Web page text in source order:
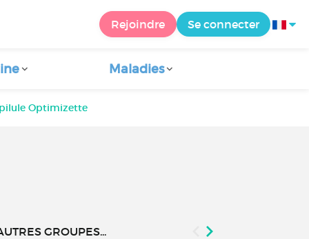
Rejoindre Se connecter
Maladies
Optimizette
GROUPES...